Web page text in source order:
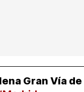
Gran Vía de